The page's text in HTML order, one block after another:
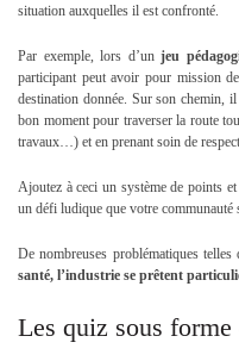
situation auxquelles il est confronté.
Par exemple, lors d’unjeu
participant peut avoir pour mission
destination donnée. Sur son chemin,
bon moment pour traverser la route
travaux…) et en prenant soin de
Ajoutez à ceci un système de points
un défi ludique que votre communauté
De nombreuses problématiques
santé, l’industrie se prêtent
Les quiz sous forme